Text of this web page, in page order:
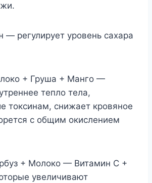
— регулирует уровень сахара
+ Груша + Манго —
тепло тела,
токсинам, снижает кровяное
с общим окислением
+ Молоко — Витамин С +
увеличивают